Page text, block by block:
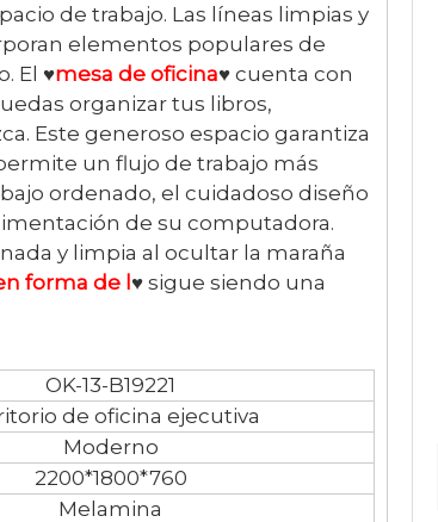
de trabajo. Las líneas limpias y
elementos populares de
El ♥mesa de oficina♥ cuenta con
organizar tus libros,
Este generoso espacio garantiza
un flujo de trabajo más
ordenado, el cuidadoso diseño
de su computadora.
y limpia al ocultar la maraña
forma de l♥ sigue siendo una
OK-13-B19221
de oficina ejecutiva
Moderno
2200*1800*760
Melamina